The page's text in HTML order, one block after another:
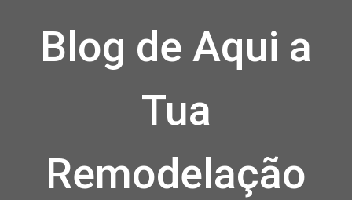
Blog de Aqui a
Tua
Remodelação